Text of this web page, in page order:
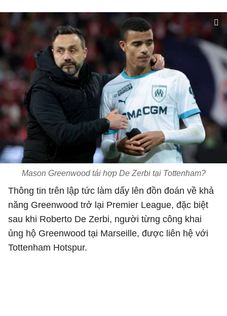
Mason Greenwood tái hợp De Zerbi tại Tottenham?
Thông tin trên lập tức làm dấy lên đồn đoán về khả
năng Greenwood trở lại Premier League, đặc biệt
sau khi Roberto De Zerbi, người từng công khai
ủng hộ Greenwood tại Marseille, được liên hệ với
Tottenham Hotspur.